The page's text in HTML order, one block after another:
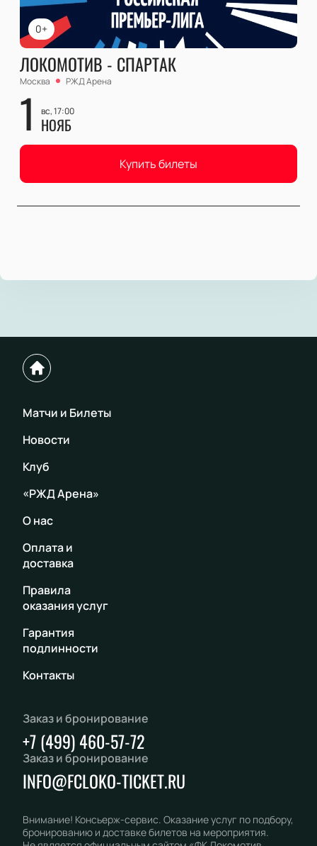
0+
ЛОКОМОТИВ - СПАРТАК
Москва РЖД Арена
1 вс, 17:00
НОЯБ
Купить билеты
Матчи и Билеты
Новости
Клуб
«РЖД Арена»
О нас
Оплата и
доставка
Правила
оказания услуг
Гарантия
подлинности
Контакты
Заказ и бронирование
+7 (499) 460-57-72
Заказ и бронирование
INFO@FCLOKO-TICKET.RU
Внимание! Консьерж-сервис. Оказание услуг по подбору,
бронированию и доставке билетов на мероприятия.